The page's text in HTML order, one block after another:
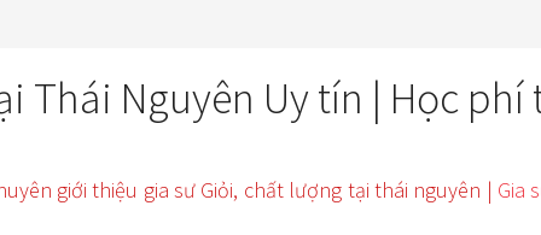
Thái Nguyên Uy tín | Học
giới thiệu gia sư Giỏi, chất lượng tại thái nguyên | Gia